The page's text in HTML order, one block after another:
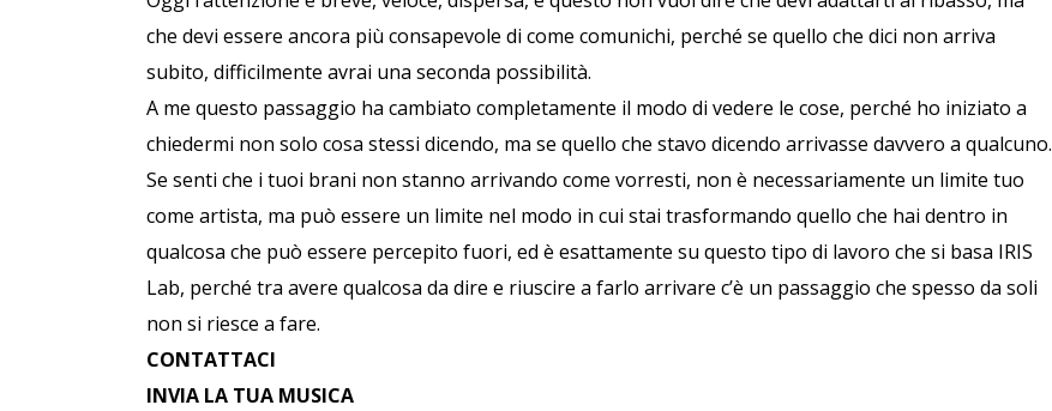
che devi essere ancora più consapevole di come comunichi, perché se quello che dici non arriva
subito, difficilmente avrai una seconda possibilità.
A me questo passaggio ha cambiato completamente il modo di vedere le cose, perché ho iniziato a
chiedermi non solo cosa stessi dicendo, ma se quello che stavo dicendo arrivasse davvero a qualcuno.
Se senti che i tuoi brani non stanno arrivando come vorresti, non è necessariamente un limite tuo
come artista, ma può essere un limite nel modo in cui stai trasformando quello che hai dentro in
qualcosa che può essere percepito fuori, ed è esattamente su questo tipo di lavoro che si basa IRIS
Lab, perché tra avere qualcosa da dire e riuscire a farlo arrivare c’è un passaggio che spesso da soli
non si riesce a fare.
CONTATTACI
INVIA LA TUA MUSICA